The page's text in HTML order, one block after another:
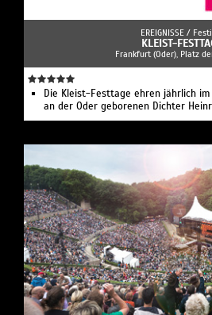
EREIGNISSE /
KLEIST-
Frankfurt (Oder), Platz
Die Kleist-Festtage ehren jährlich
an der Oder geborenen Dichter